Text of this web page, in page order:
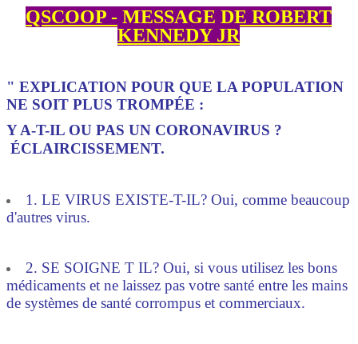
QSCOOP - MESSAGE DE ROBERT
KENNEDY JR
" EXPLICATION POUR QUE LA POPULATION
NE SOIT PLUS TROMPÉE :
Y A-T-IL OU PAS UN CORONAVIRUS ?
ÉCLAIRCISSEMENT.
1. LE VIRUS EXISTE-T-IL? Oui, comme beaucoup
d'autres virus.
2. SE SOIGNE T IL? Oui, si vous utilisez les bons
médicaments et ne laissez pas votre santé entre les mains
de systèmes de santé corrompus et commerciaux.